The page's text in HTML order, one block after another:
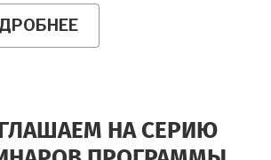
МАТЕРИАЛЫ
ОТ
27.06.20
НА СЕРИЮ